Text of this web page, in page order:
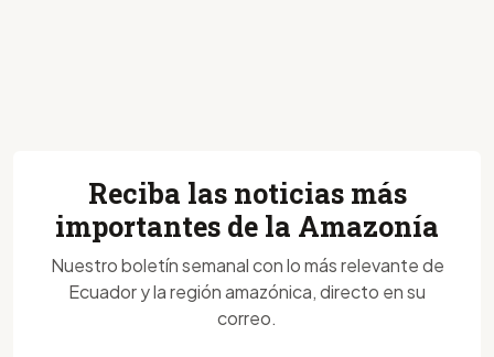
Reciba las noticias más
importantes de la Amazonía
Nuestro boletín semanal con lo más relevante de
Ecuador y la región amazónica, directo en su
correo.